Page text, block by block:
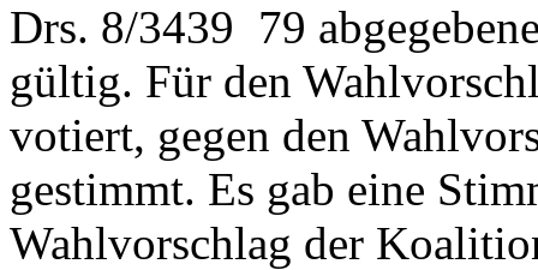
Drs. 8/3439 79
gültig. Für den
votiert, gegen den
gestimmt. Es gab eine
Wahlvorschlag der